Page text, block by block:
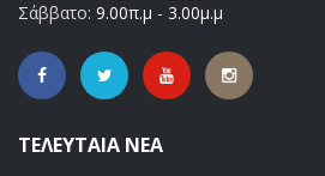
Σάββατο: 9.00π.μ - 3.00μ.μ
ΤΕΛΕΥΤΑΊΑ ΝΈΑ